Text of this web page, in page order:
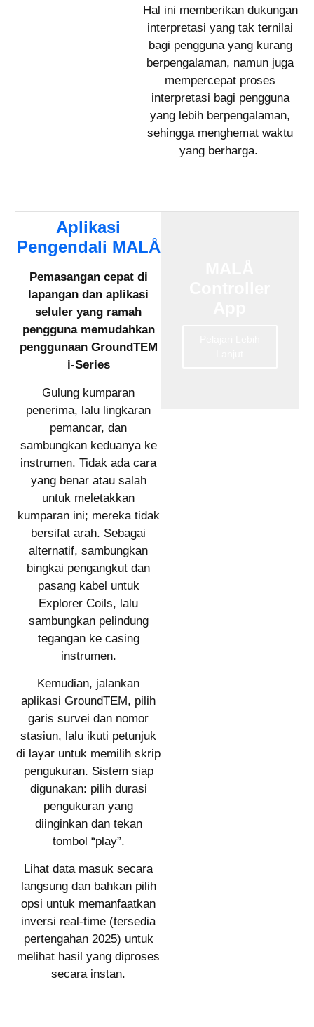
Hal ini memberikan dukungan
interpretasi yang tak ternilai
bagi pengguna yang kurang
berpengalaman, namun juga
mempercepat proses
interpretasi bagi pengguna
yang lebih berpengalaman,
sehingga menghemat waktu
yang berharga.
Aplikasi
Pengendali MALÅ
Pemasangan cepat di
lapangan dan aplikasi
seluler yang ramah
pengguna memudahkan
penggunaan GroundTEM
i-Series
Gulung kumparan
penerima, lalu lingkaran
pemancar, dan
sambungkan keduanya ke
instrumen. Tidak ada cara
yang benar atau salah
untuk meletakkan
kumparan ini; mereka tidak
bersifat arah. Sebagai
alternatif, sambungkan
bingkai pengangkut dan
pasang kabel untuk
Explorer Coils, lalu
sambungkan pelindung
tegangan ke casing
instrumen.
Kemudian, jalankan
aplikasi GroundTEM, pilih
garis survei dan nomor
stasiun, lalu ikuti petunjuk
di layar untuk memilih skrip
pengukuran. Sistem siap
digunakan: pilih durasi
pengukuran yang
diinginkan dan tekan
tombol “play”.
Lihat data masuk secara
langsung dan bahkan pilih
opsi untuk memanfaatkan
inversi real-time (tersedia
pertengahan 2025) untuk
melihat hasil yang diproses
secara instan.